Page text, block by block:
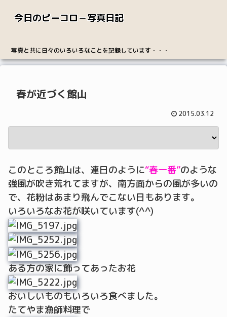
今日のピーコロ－写真日記
写真と共に日々のいろいろなことを記録しています・・・
春が近づく館山
2015.03.12
このところ館山は、連日のように“春一番”のような
強風が吹き荒れてますが、南方面からの風が多いの
で、花粉はあまり飛んでこない日もあります。
いろいろなお花が咲いています(^^)
ある方の家に飾ってあったお花
おいしいものもいろいろ食べました。
たてやま漁師料理で